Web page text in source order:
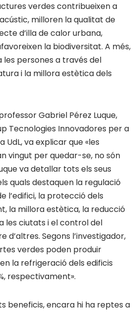
verdes contribueixen a
milloren la qualitat de
d’illa de calor urbana,
la biodiversitat. A més,
persones a través del
i la millora estètica dels
Gabriel Pérez Luque,
Tecnologies Innovadores per a
UdL, va explicar que «les
vingut per quedar-se, no són
va detallar tots els seus
quals destaquen la regulació
l’edifici, la protecció dels
la millora estètica, la reducció
les ciutats i el control del
d’altres. Segons l’investigador,
verdes poden produir
la refrigeració dels edificis
respectivament».
beneficis, encara hi ha reptes a